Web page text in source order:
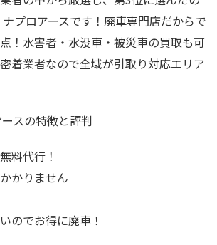
プロアースです！廃車専門店だからで
！水害者・水没車・被災車の買取も可
着業者なので全域が引取り対応エリア
スの特徴と評判
料代行！
かりません
のでお得に廃車！